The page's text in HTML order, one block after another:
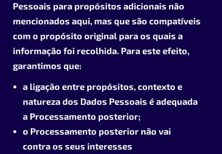
Pessoais para propósitos adicionais não
mencionados aqui, mas que são compatíveis
com o propósito original para os quais a
informação foi recolhida. Para este efeito,
garantimos que:
a ligação entre propósitos, contexto e
natureza dos Dados Pessoais é adequada
a Processamento posterior;
o Processamento posterior não vai
contra os seus interesses